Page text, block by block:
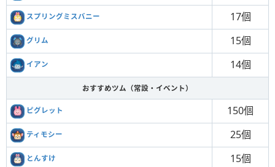
スプリングミスバニー 17個
グリム 15個
イアン 14個
おすすめツム（常設・イベント）
ピグレット 150個
ティモシー 25個
とんすけ 15個